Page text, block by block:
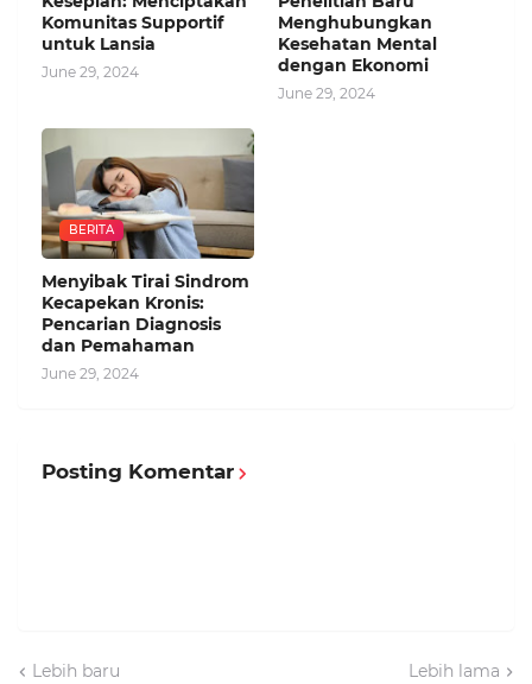
Komunitas Supportif
untuk Lansia
June 29, 2024
Menghubungkan
Kesehatan Mental
dengan Ekonomi
June 29, 2024
BERITA
Menyibak Tirai Sindrom
Kecapekan Kronis:
Pencarian Diagnosis
dan Pemahaman
June 29, 2024
Posting Komentar
Lebih baru Lebih lama